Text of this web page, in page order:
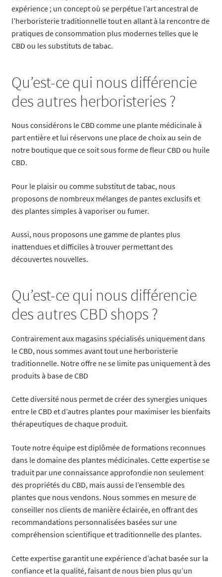
expérience ; un concept où se perpétue l’art ancestral de
l’herboristerie traditionnelle tout en allant à la rencontre de
pratiques de consommation plus modernes telles que le
CBD ou les substituts de tabac.
Qu’est-ce qui nous différencie
des autres herboristeries ?
Nous considérons le CBD comme une plante médicinale à
part entière et lui réservons une place de choix au sein de
notre boutique que ce soit sous forme de fleur CBD ou huile
CBD.
Pour le plaisir ou comme substitut de tabac, nous
proposons de nombreux mélanges de pantes exclusifs et
des plantes simples à vaporiser ou fumer.
Aussi, nous proposons une gamme de plantes plus
inattendues et difficiles à trouver permettant des
découvertes nouvelles.
Qu’est-ce qui nous différencie
des autres CBD shops ?
Contrairement aux magasins spécialisés uniquement dans
le CBD, nous sommes avant tout une herboristerie
traditionnelle. Notre offre ne se limite pas uniquement à des
produits à base de CBD
Cette diversité nous permet de créer des synergies uniques
entre le CBD et d’autres plantes pour maximiser les bienfaits
thérapeutiques de chaque produit.
Toute notre équipe est diplômée de formations reconnues
dans le domaine des plantes médicinales. Cette expertise se
traduit par une connaissance approfondie non seulement
des propriétés du CBD, mais aussi de l’ensemble des
plantes que nous vendons. Nous sommes en mesure de
conseiller nos clients de manière éclairée, en offrant des
recommandations personnalisées basées sur une
compréhension scientifique et traditionnelle des plantes.
Cette expertise garantit une expérience d’achat basée sur la
confiance et la qualité, faisant de nous bien plus qu’un